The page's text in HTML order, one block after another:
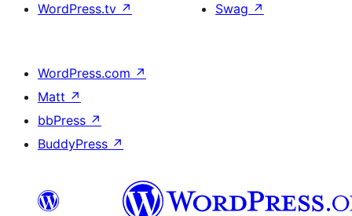
WordPress.tv ↗
Swag ↗
WordPress.com ↗
Matt ↗
bbPress ↗
BuddyPress ↗